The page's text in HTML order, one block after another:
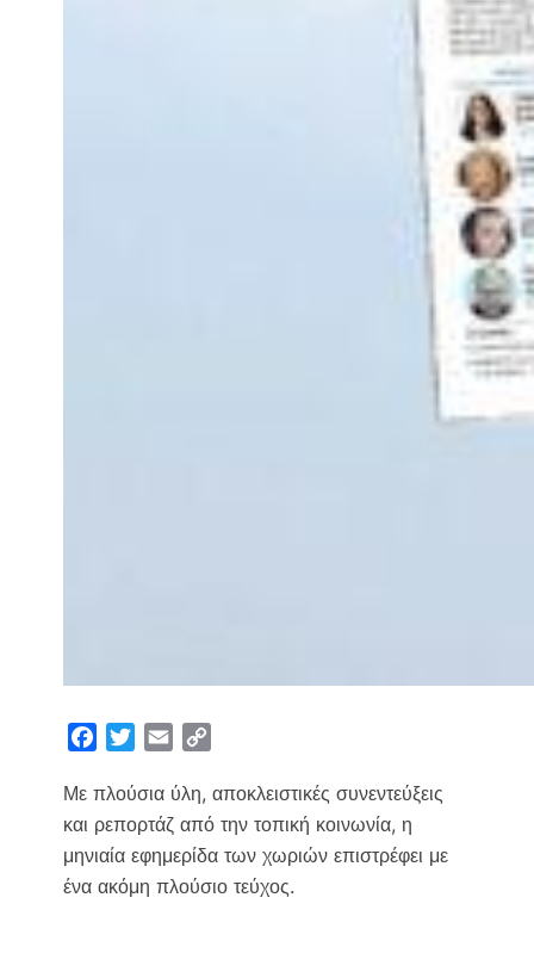
c
e
b
o
i
t
t
e
a
i
l
p
y
L
i
Με πλούσια ύλη, αποκλειστικές συνεντεύξεις
και ρεπορτάζ από την τοπική κοινωνία, η
μηνιαία εφημερίδα των χωριών επιστρέφει με
ένα ακόμη πλούσιο τεύχος.